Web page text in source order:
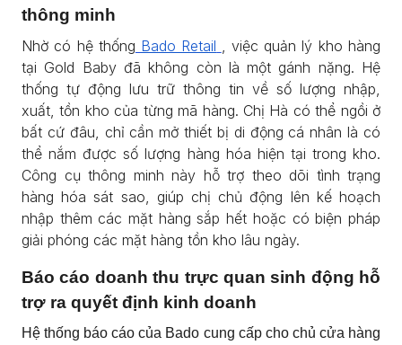
thông minh
Nhờ có hệ thống Bado Retail
, việc quản lý kho hàng
tại Gold Baby đã không còn là một gánh nặng. Hệ
thống tự động lưu trữ thông tin về số lượng nhập,
xuất, tồn kho của từng mã hàng. Chị Hà có thể ngồi ở
bất cứ đâu, chỉ cần mở thiết bị di động cá nhân là có
thể nắm được số lượng hàng hóa hiện tại trong kho.
Công cụ thông minh này hỗ trợ theo dõi tình trạng
hàng hóa sát sao, giúp chị chủ động lên kế hoạch
nhập thêm các mặt hàng sắp hết hoặc có biện pháp
giải phóng các mặt hàng tồn kho lâu ngày.
Báo cáo doanh thu trực quan sinh động hỗ
trợ ra quyết định kinh doanh
Hệ thống báo cáo của Bado cung cấp cho chủ cửa hàng